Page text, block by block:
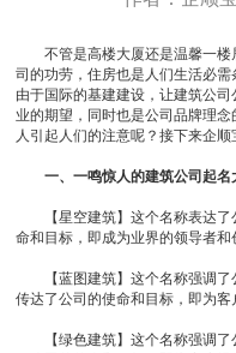
不管是高楼大厦还是温馨一楼
司的功劳，住房也是人们生活必
由于国际的基建建设，让建筑公
业的期望，同时也是公司品牌理
人引起人们的注意呢？接下来企
一、一鸣惊人的建筑公司起名
【星空建筑】这个名称表达了
命和目标，即成为业界的领导者和
【蓝图建筑】这个名称强调了
传达了公司的使命和目标，即为客
【绿色建筑】这个名称强调了